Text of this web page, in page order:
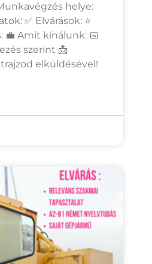
helye:
✅ Elvárások: ⭐
💼 Amit kínálunk: 📅
szerint 📩
elküldésével!